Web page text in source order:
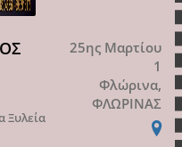
Ξυλεία
25ης Μαρτίου
1
Φλώρινα,
ΦΛΩΡΙΝΑΣ